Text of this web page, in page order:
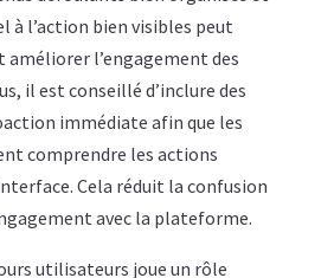
à l’action bien visibles peut
l’engagement des
il est conseillé d’inclure des
immédiate afin que les
comprendre les actions
Cela réduit la confusion
avec la plateforme.
utilisateurs joue un rôle